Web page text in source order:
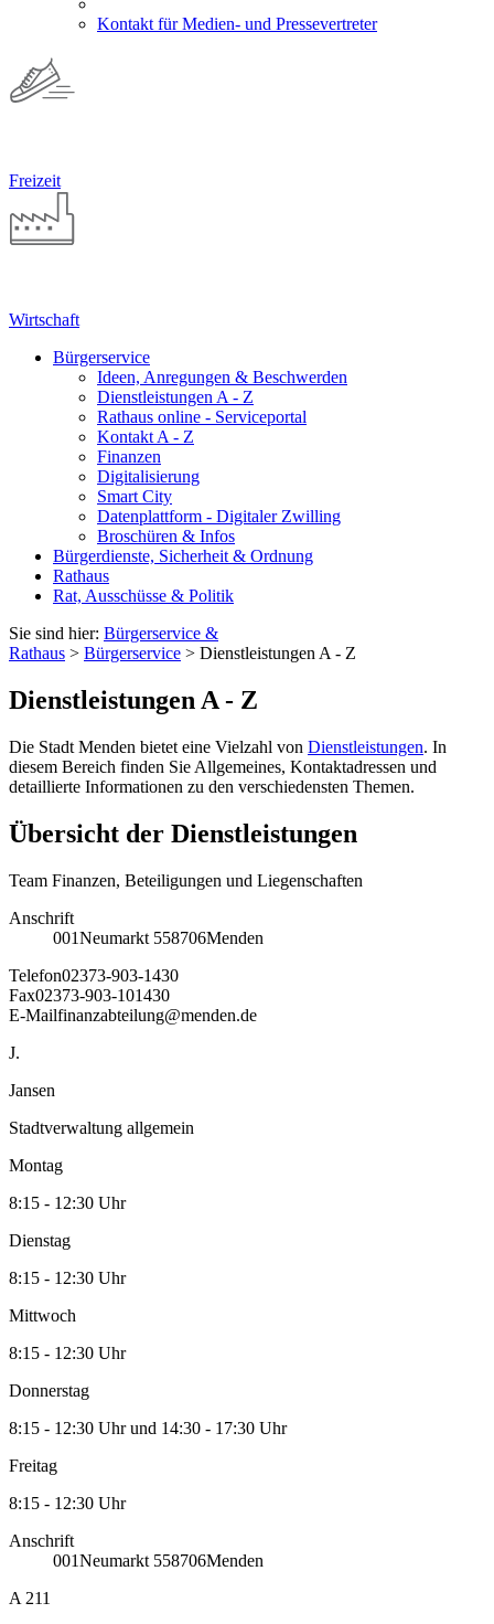
Kontakt für Medien- und Pressevertreter
Freizeit
Wirtschaft
Bürgerservice
Ideen, Anregungen & Beschwerden
Dienstleistungen A - Z
Rathaus online - Serviceportal
Kontakt A - Z
Finanzen
Digitalisierung
Smart City
Datenplattform - Digitaler Zwilling
Broschüren & Infos
Bürgerdienste, Sicherheit & Ordnung
Rathaus
Rat, Ausschüsse & Politik
Sie sind hier: Bürgerservice &
Rathaus > Bürgerservice > Dienstleistungen A - Z
Dienstleistungen A - Z
Die Stadt Menden bietet eine Vielzahl von Dienstleistungen. In
diesem Bereich finden Sie Allgemeines, Kontaktadressen und
detaillierte Informationen zu den verschiedensten Themen.
Übersicht der Dienstleistungen
Team Finanzen, Beteiligungen und Liegenschaften
Anschrift
001Neumarkt 558706Menden
Telefon02373-903-1430
Fax02373-903-101430
E-Mailfinanzabteilung@menden.de
J.
Jansen
Stadtverwaltung allgemein
Montag
8:15 - 12:30 Uhr
Dienstag
8:15 - 12:30 Uhr
Mittwoch
8:15 - 12:30 Uhr
Donnerstag
8:15 - 12:30 Uhr und 14:30 - 17:30 Uhr
Freitag
8:15 - 12:30 Uhr
Anschrift
001Neumarkt 558706Menden
A 211